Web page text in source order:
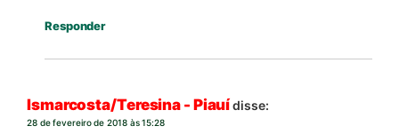
Responder
Ismarcosta/Teresina - Piauídisse:
28 de fevereiro de 2018 às 15:28